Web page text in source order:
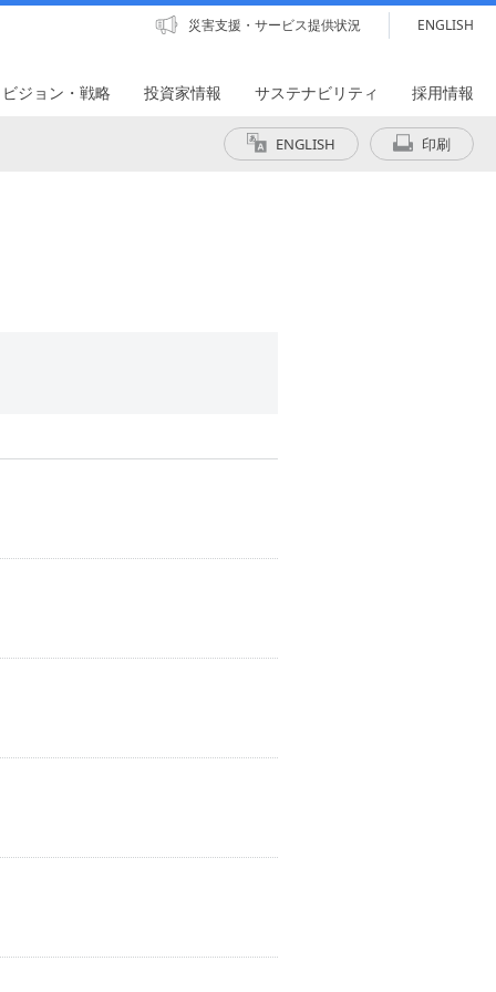
災害支援・サービス提供状況 ENGLISH
ジョン・戦略 投資家情報 サステナビリティ 採用情報
ENGLISH 印刷